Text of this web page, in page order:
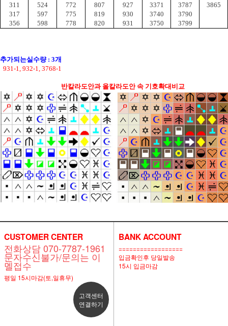
311
524 772 807 927 3371 3787
3865
317
597 775 819 930 3740
3790
356
598 778 820 931 3750 3799
추가되는실수량 : 3개
  931-1, 932-1, 3768-1
반칼라도안과 올칼라도안 속 기호확대비교
CUSTOMER CENTER
전화상담 070-7787-1961
문자수신불가/문의는 이
멜접수
평일 15시마감(토,일휴무)
고객센터
연결하기
BANK ACCOUNT
==================
입금확인후 당일발송
15시 입금마감